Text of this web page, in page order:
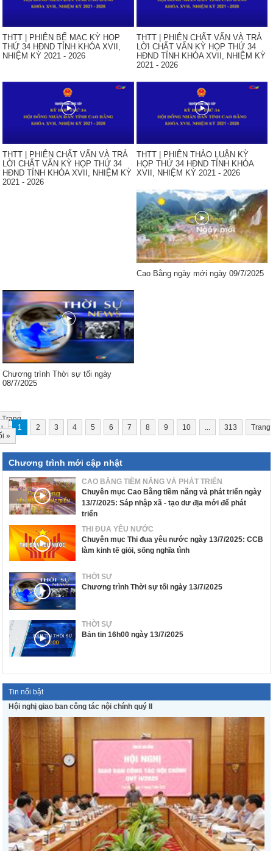
THTT | PHIÊN BẾ MẠC KỲ HỌP
THỨ 34 HĐND TỈNH KHÓA XVII,
NHIỆM KỲ 2021 - 2026
THTT | PHIÊN CHẤT VẤN VÀ TRẢ
LỜI CHẤT VẤN KỲ HỌP THỨ 34
HĐND TỈNH KHÓA XVII, NHIỆM KỲ
2021 - 2026
THTT | PHIÊN CHẤT VẤN VÀ TRẢ
LỜI CHẤT VẤN KỲ HỌP THỨ 34
HĐND TỈNH KHÓA XVII, NHIỆM KỲ
2021 - 2026
THTT | PHIÊN THẢO LUẬN KỲ
HỌP THỨ 34 HĐND TỈNH KHÓA
XVII, NHIỆM KỲ 2021 - 2026
Cao Bằng ngày mới ngày 09/7/2025
Chương trình Thời sự tối ngày
08/7/2025
Trang
1 2 3 4 5 6 7 8 9 10 313
Trang
»
Chương trình mới cập nhật
CAO BẰNG TIỀM NĂNG VÀ PHÁT TRIỂN
Chuyên mục Cao Bằng tiềm năng và phát triển ngày
13/7/2025: Sáp nhập xã - tạo dư địa mới để phát
triển
THI ĐUA YÊU NƯỚC
Chuyên mục Thi đua yêu nước ngày 13/7/2025: CCB
làm kinh tế giỏi, sống nghĩa tình
THỜI SỰ
Chương trình Thời sự tối ngày 13/7/2025
THỜI SỰ
Bản tin 16h00 ngày 13/7/2025
Tin nổi bật
Hội nghị giao ban công tác nội chính quý II